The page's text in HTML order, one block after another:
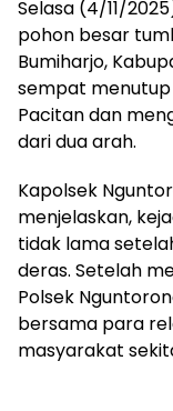
Selasa (4/11/
pohon besar
Bumiharjo,
sempat menutup
Pacitan dan
dari dua arah.
Kapolsek
menjelaskan,
tidak lama
deras. Setelah
Polsek
bersama para
masyarakat